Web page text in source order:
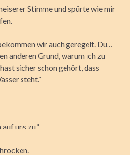
heiserer Stimme und spürte wie mir
wir auch geregelt. Du…
anderen Grund, warum ich zu
sicher schon gehört, dass
steht.“
uns zu.“